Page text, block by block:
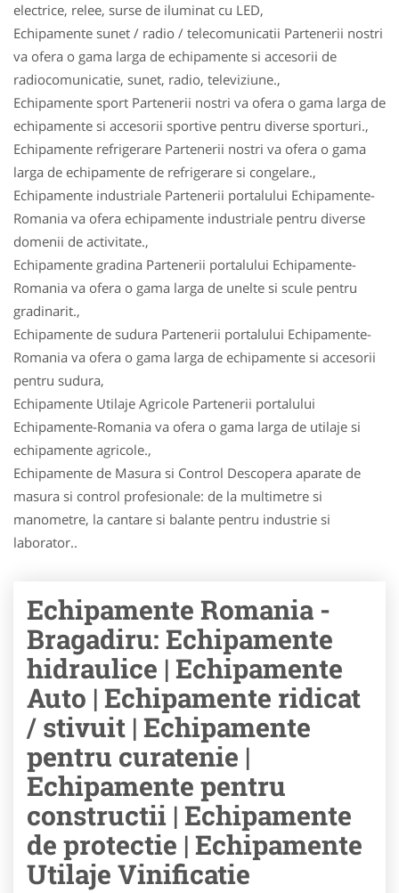
electrice, relee, surse de iluminat cu LED,
Echipamente sunet / radio / telecomunicatii Partenerii nostri
va ofera o gama larga de echipamente si accesorii de
radiocomunicatie, sunet, radio, televiziune.,
Echipamente sport Partenerii nostri va ofera o gama larga de
echipamente si accesorii sportive pentru diverse sporturi.,
Echipamente refrigerare Partenerii nostri va ofera o gama
larga de echipamente de refrigerare si congelare.,
Echipamente industriale Partenerii portalului Echipamente-
Romania va ofera echipamente industriale pentru diverse
domenii de activitate.,
Echipamente gradina Partenerii portalului Echipamente-
Romania va ofera o gama larga de unelte si scule pentru
gradinarit.,
Echipamente de sudura Partenerii portalului Echipamente-
Romania va ofera o gama larga de echipamente si accesorii
pentru sudura,
Echipamente Utilaje Agricole Partenerii portalului
Echipamente-Romania va ofera o gama larga de utilaje si
echipamente agricole.,
Echipamente de Masura si Control Descopera aparate de
masura si control profesionale: de la multimetre si
manometre, la cantare si balante pentru industrie si
laborator..
Echipamente Romania -
Bragadiru: Echipamente
hidraulice | Echipamente
Auto | Echipamente ridicat
/ stivuit | Echipamente
pentru curatenie |
Echipamente pentru
constructii | Echipamente
de protectie | Echipamente
Utilaje Vinificatie